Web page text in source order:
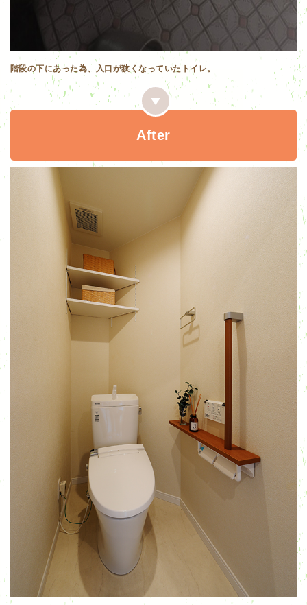
階段の下にあった為、入口が狭くなっていたトイレ。
After